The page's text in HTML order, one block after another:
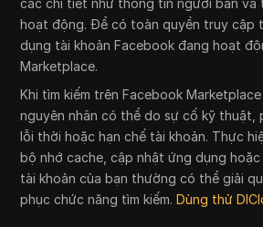
hoạt động. Để có toàn quyền truy cập
dụng tài khoản Facebook đang hoạt
Marketplace.
Khi tìm kiếm trên Facebook
nguyên nhân có thể do sự cố kỹ thuật,
lỗi thời hoặc hạn chế tài khoản. Thực
bộ nhớ cache, cập nhật ứng dụng
tài khoản của bạn thường có thể giải
phục chức năng tìm kiếm.Dùng thử